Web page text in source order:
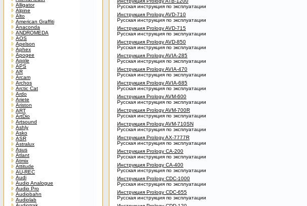
Alligator
Alpine
Alto
American Graffiti
Anaconda
ANDROMEDA
AOS
Apelson
Aphex
Apogee
Apple
APS
AR
Arcam
Archos
Arctic Cat
Ardo
Ariete
Ariston
ART
ArtDio
Artsound
Ashly
Asko
ASR
Astralux
Asus
Atlant
Atmix
Attitude
AU-REC
Audi
Audio Analogue
Audio Pro
Audiobahn
Audiolab
Русская инструкция по эксплуатации
Инструкция Prology AVD-710
Русская инструкция по эксплуатации
Инструкция Prology AVD-715
Русская инструкция по эксплуатации
Инструкция Prology AVD-850
Русская инструкция по эксплуатации
Инструкция Prology AVIA-285
Русская инструкция по эксплуатации
Инструкция Prology AVIA-470
Русская инструкция по эксплуатации
Инструкция Prology AVIA-685
Русская инструкция по эксплуатации
Инструкция Prology AVM-600
Русская инструкция по эксплуатации
Инструкция Prology AVM-700R
Русская инструкция по эксплуатации
Инструкция Prology AVM-710SN
Русская инструкция по эксплуатации
Инструкция Prology AX-7777R
Русская инструкция по эксплуатации
Инструкция Prology CA-200
Русская инструкция по эксплуатации
Инструкция Prology CA-400
Русская инструкция по эксплуатации
Инструкция Prology CDC-1000
Русская инструкция по эксплуатации
Инструкция Prology CDC-655
Русская инструкция по эксплуатации